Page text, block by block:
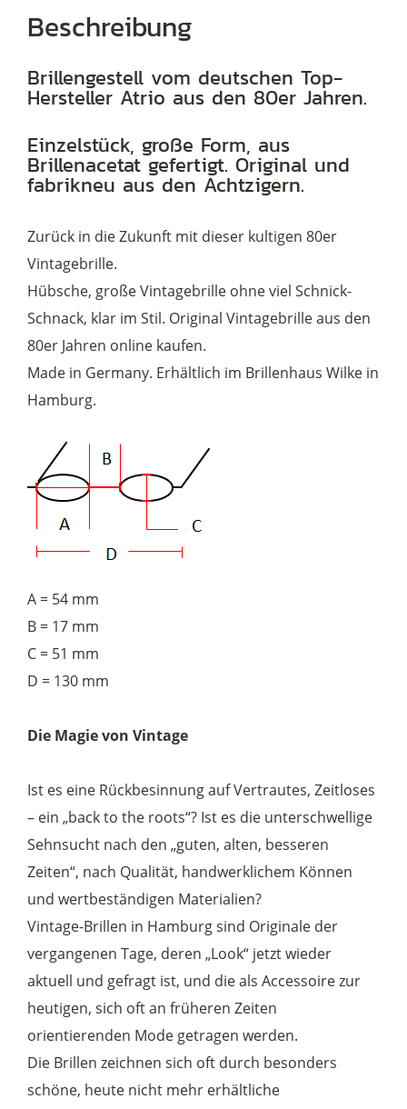
80er
Jahre
Atrio
Menge
Beschreibung
Brillengestell vom deutschen Top-
Hersteller Atrio aus den 80er Jahren.
Einzelstück, große Form, aus
Brillenacetat gefertigt. Original und
fabrikneu aus den Achtzigern.
Zurück in die Zukunft mit dieser kultigen 80er
Vintagebrille.
Hübsche, große Vintagebrille ohne viel Schnick-
Schnack, klar im Stil. Original Vintagebrille aus den
80er Jahren online kaufen.
Made in Germany. Erhältlich im Brillenhaus Wilke in
Hamburg.
A = 54 mm
B = 17 mm
C = 51 mm
D = 130 mm
Die Magie von Vintage
Ist es eine Rückbesinnung auf Vertrautes, Zeitloses
– ein „back to the roots“? Ist es die unterschwellige
Sehnsucht nach den „guten, alten, besseren
Zeiten“, nach Qualität, handwerklichem Können
und wertbeständigen Materialien?
Vintage-Brillen in Hamburg sind Originale der
vergangenen Tage, deren „Look“ jetzt wieder
aktuell und gefragt ist, und die als Accessoire zur
heutigen, sich oft an früheren Zeiten
orientierenden Mode getragen werden.
Die Brillen zeichnen sich oft durch besonders
schöne, heute nicht mehr erhältliche